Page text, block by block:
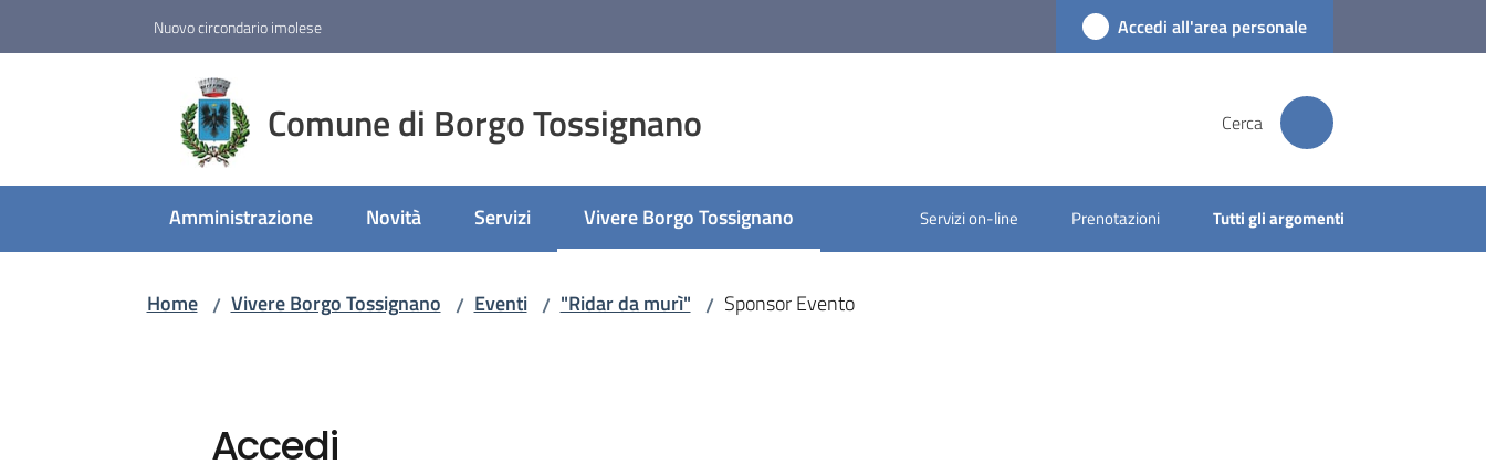
Nuovo circondario imolese Accedi all'area personale
Comune di Borgo Tossignano Cerca
Amministrazione Novità Servizi Vivere Borgo Tossignano
Menu selezionato Servizi on-line Prenotazioni Tutti gli argomenti
Home / Vivere Borgo Tossignano / Eventi / "Ridar da murì" / Sponsor Evento
Accedi